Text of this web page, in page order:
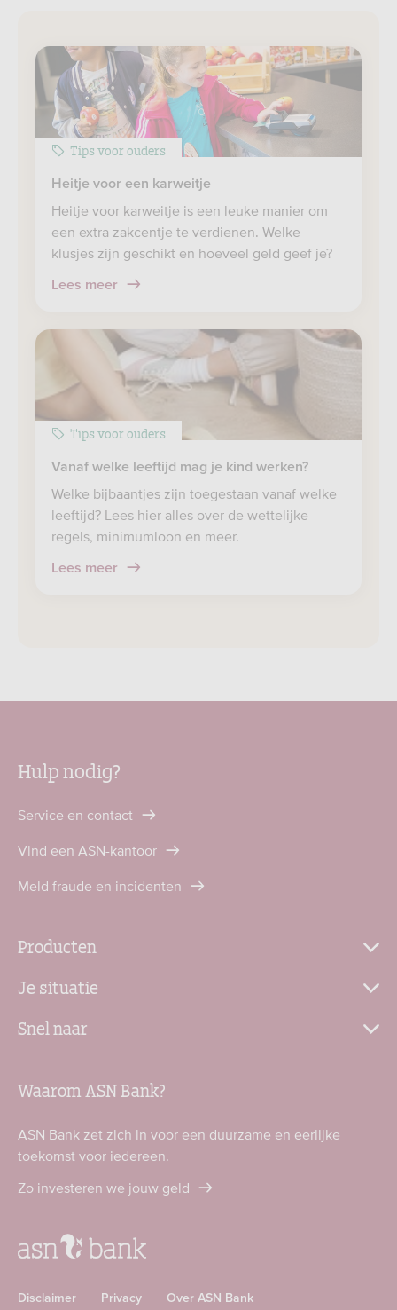
Tips voor ouders
Heitje voor een karweitje
Heitje voor karweitje is een leuke manier om
een extra zakcentje te verdienen. Welke
klusjes zijn geschikt en hoeveel geld geef je?
Lees meer
Tips voor ouders
Vanaf welke leeftijd mag je kind werken?
Welke bijbaantjes zijn toegestaan vanaf welke
leeftijd? Lees hier alles over de wettelijke
regels, minimumloon en meer.
Lees meer
Hulp nodig?
Service en contact
Vind een ASN-kantoor
Meld fraude en incidenten
Producten
Je situatie
Snel naar
Waarom ASN Bank?
ASN Bank zet zich in voor een duurzame en eerlijke
toekomst voor iedereen.
Zo investeren we jouw geld
Disclaimer Privacy Over ASN Bank